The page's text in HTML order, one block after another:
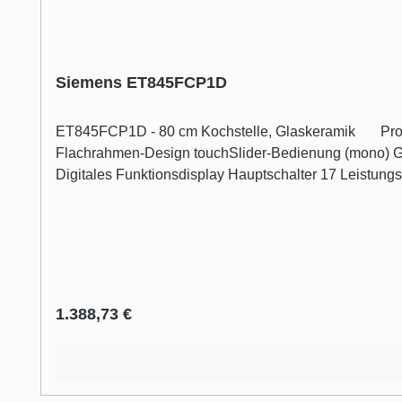
Siemens ET845FCP1D
ET845FCP1D - 80 cm Kochstelle, Glaskeramik Profi-Ausstattung 4 highSpeed-Kochzonen, davon Zweikreis-Bräterzone 2 zuschaltbare Zweikreis-Kochzonen Design
Flachrahmen-Design touchSlider-Bedienung (mono) Glaskeramik dekorlos Komfort reStart Wischschutzfunktion Count up
Digitales Funktionsdisplay Hauptschalter 17 Leistungs-Stufen Umwelt und Sicherheit Energieverbrauchsanzeige Kindersicherung 2-stufige
Regulärer Preis:
1.388,73 €